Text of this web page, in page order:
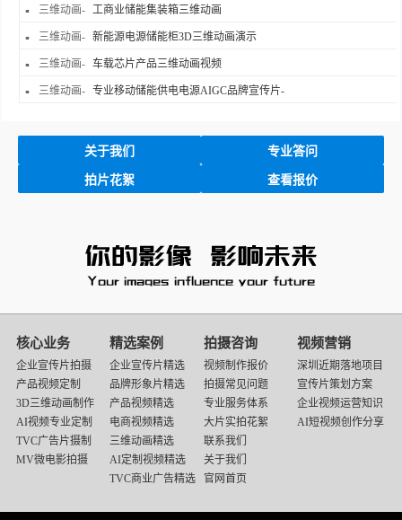
三维动画- 工商业储能集装箱三维动画
三维动画- 新能源电源储能柜3D三维动画演示
三维动画- 车载芯片产品三维动画视频
三维动画- 专业移动储能供电电源AIGC品牌宣传片-
关于我们 专业答问
拍片花絮 查看报价
核心业务
企业宣传片拍摄
产品视频定制
3D三维动画制作
AI视频专业定制
TVC广告片摄制
MV微电影拍摄
精选案例
企业宣传片精选
品牌形象片精选
产品视频精选
电商视频精选
三维动画精选
AI定制视频精选
TVC商业广告精选
拍摄咨询
视频制作报价
拍摄常见问题
专业服务体系
大片实拍花絮
联系我们
关于我们
官网首页
视频营销
深圳近期落地项目
宣传片策划方案
企业视频运营知识
AI短视频创作分享